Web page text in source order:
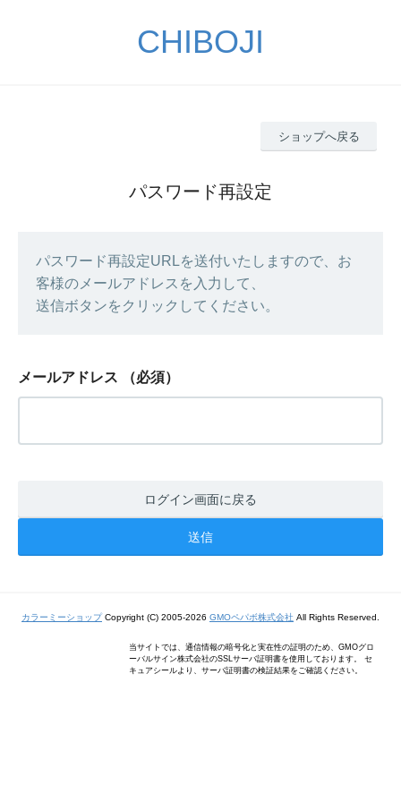
CHIBOJI
ショップへ戻る
パスワード再設定
パスワード再設定URLを送付いたしますので、お
客様のメールアドレスを入力して、
送信ボタンをクリックしてください。
メールアドレス （必須）
ログイン画面に戻る
カラーミーショップCopyright (C) 2005-2026 GMOペパボ株式会社 All Rights Reserved.
当サイトでは、通信情報の暗号化と実在性の証明のため、GMOグロ
ーバルサイン株式会社のSSLサーバ証明書を使用しております。 セ
キュアシールより、サーバ証明書の検証結果をご確認ください。